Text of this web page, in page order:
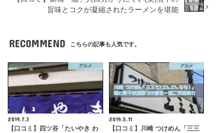
旨味とコクが凝縮されたラーメンを堪能
RECOMMEND こちらの記事も人気です。
グルメ
2019.7.3
【口コミ】四ツ谷「たいやき わ
グルメ
2019.5.11
【口コミ】川崎 つけめん「三三